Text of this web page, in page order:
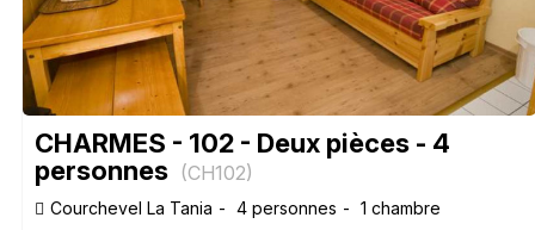
CHARMES - 102 - Deux pièces - 4
personnes (CH102)
Courchevel La Tania 4 personnes
1 chambre